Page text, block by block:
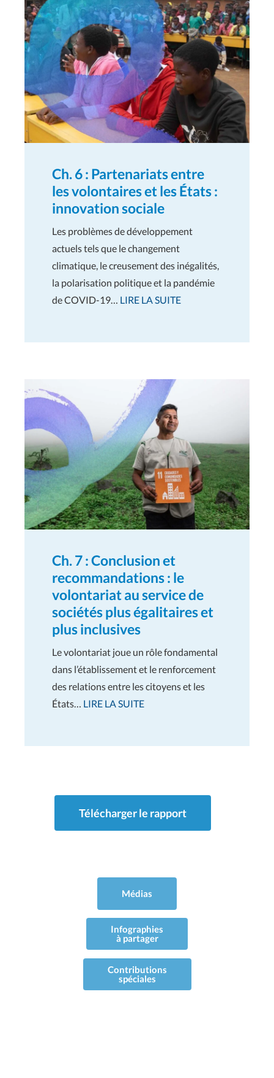
Ch. 6 : Partenariats entre
les volontaires et les États :
innovation sociale
Les problèmes de développement
actuels tels que le changement
climatique, le creusement des inégalités,
la polarisation politique et la pandémie
de COVID-19… LIRE LA SUITE
Ch. 7 : Conclusion et
recommandations : le
volontariat au service de
sociétés plus égalitaires et
plus inclusives
Le volontariat joue un rôle fondamental
dans l’établissement et le renforcement
des relations entre les citoyens et les
États… LIRE LA SUITE
Télécharger le rapport
Médias
Infographies
à partager
Contributions
spéciales